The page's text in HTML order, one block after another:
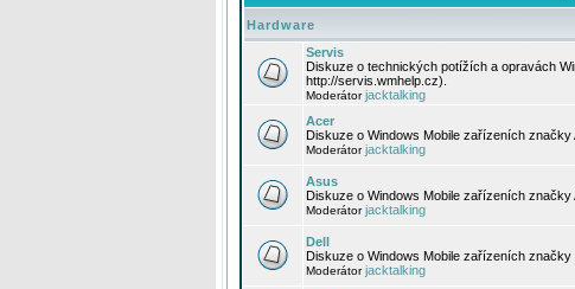
Hardware
Servis
Diskuze o technických potížích a opravách
http://servis.wmhelp.cz).
Moderátorjacktalking
Acer
Diskuze o Windows Mobile zařízeních značky
Moderátorjacktalking
Asus
Diskuze o Windows Mobile zařízeních značky
Moderátorjacktalking
Dell
Diskuze o Windows Mobile zařízeních značky
Moderátorjacktalking